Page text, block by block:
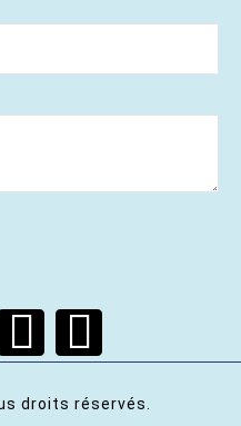
droits réservés.